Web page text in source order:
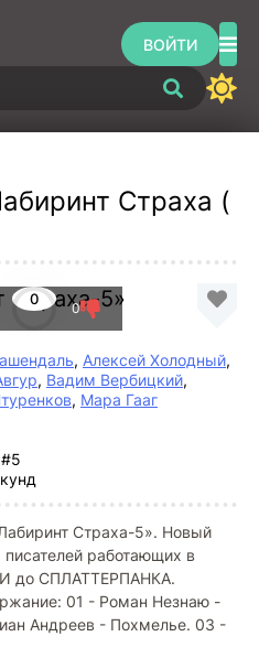
ВОЙТИ
Страха (
Страха-5»
0
0
, Алексей Холодный,
, Вадим Вербицкий,
, Мара Гааг
#5
Страха-5». Новый
работающих в
до СПЛАТТЕРПАНКА.
01 - Роман Незнаю -
Андреев - Похмелье. 03 -